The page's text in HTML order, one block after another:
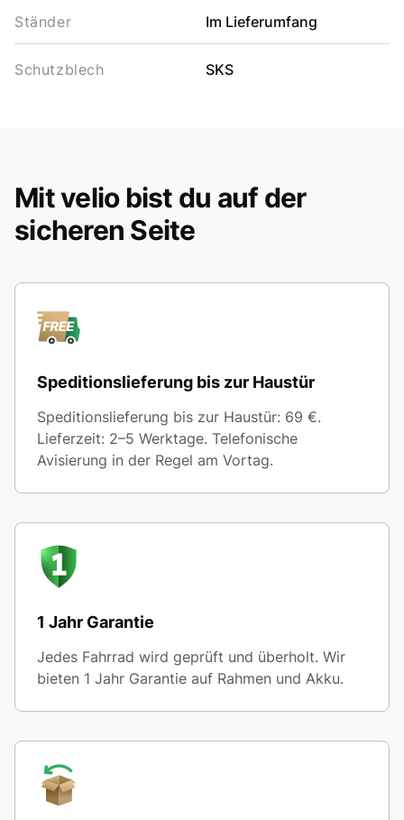
Ständer Im Lieferumfang
Schutzblech SKS
Mit velio bist du auf der
sicheren Seite
Speditionslieferung bis zur Haustür
Speditionslieferung bis zur Haustür: 69 €.
Lieferzeit: 2–5 Werktage. Telefonische
Avisierung in der Regel am Vortag.
1 Jahr Garantie
Jedes Fahrrad wird geprüft und überholt. Wir
bieten 1 Jahr Garantie auf Rahmen und Akku.